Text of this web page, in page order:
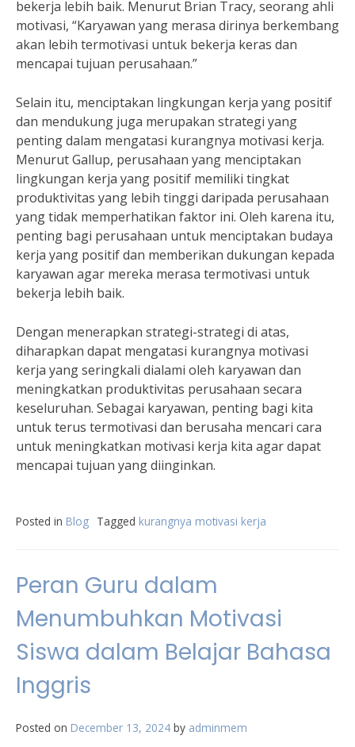
bekerja lebih baik. Menurut Brian Tracy, seorang ahli
motivasi, “Karyawan yang merasa dirinya berkembang
akan lebih termotivasi untuk bekerja keras dan
mencapai tujuan perusahaan.”
Selain itu, menciptakan lingkungan kerja yang positif
dan mendukung juga merupakan strategi yang
penting dalam mengatasi kurangnya motivasi kerja.
Menurut Gallup, perusahaan yang menciptakan
lingkungan kerja yang positif memiliki tingkat
produktivitas yang lebih tinggi daripada perusahaan
yang tidak memperhatikan faktor ini. Oleh karena itu,
penting bagi perusahaan untuk menciptakan budaya
kerja yang positif dan memberikan dukungan kepada
karyawan agar mereka merasa termotivasi untuk
bekerja lebih baik.
Dengan menerapkan strategi-strategi di atas,
diharapkan dapat mengatasi kurangnya motivasi
kerja yang seringkali dialami oleh karyawan dan
meningkatkan produktivitas perusahaan secara
keseluruhan. Sebagai karyawan, penting bagi kita
untuk terus termotivasi dan berusaha mencari cara
untuk meningkatkan motivasi kerja kita agar dapat
mencapai tujuan yang diinginkan.
Posted in Blog Tagged kurangnya motivasi kerja
Peran Guru dalam
Menumbuhkan Motivasi
Siswa dalam Belajar Bahasa
Inggris
Posted on December 13, 2024 by adminmem